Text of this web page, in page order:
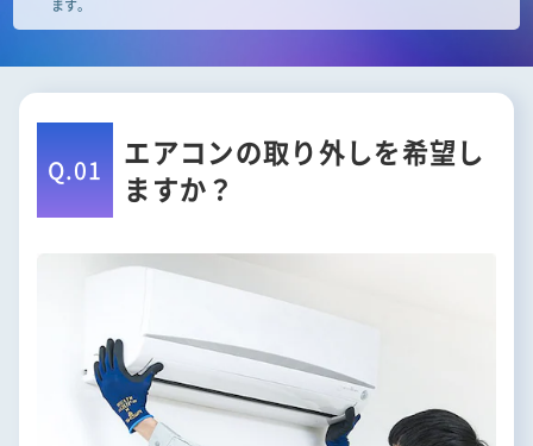
ます。
Q.01
エアコンの取り外しを希望し
ますか？